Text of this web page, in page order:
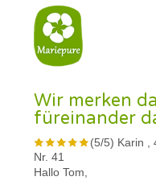
Wir merken
füreinander
(5/5) Karin ,
Nr. 41
Hallo Tom,